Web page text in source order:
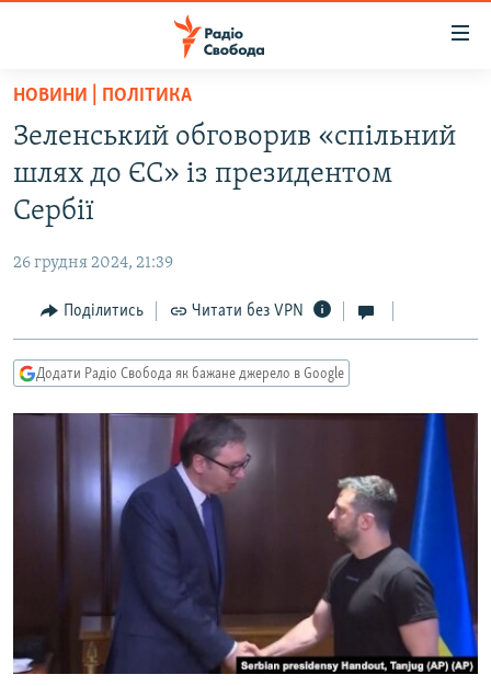
Перейти
основного
матеріалу
Перейти
до
основної
навігації
Перейти
до
пошуку
РАДІО СВОБОДА – 70 РОКІВ
СТАТТІ
ЕКОНОМІКА
СУСПІЛЬСТВО
РОСІЙСЬКА «ФІЛЬТРАЦІЯ»
ДОНБАС.РЕАЛІЇ
ТИ ЯК?
ПРИАЗОВ’Я
КИТАЙ.ВИКЛИКИ
СПЕЦПРОЄКТИ
ПОДКАСТИ
НОВИНИ | ПОЛІТИКА
Зеленський обговорив «спільний
шлях до ЄС» із президентом
Сербії
26 грудня 2024, 21:39
Поділитись Читати без VPN
Додати Радіо Свобода як бажане джерело в Google